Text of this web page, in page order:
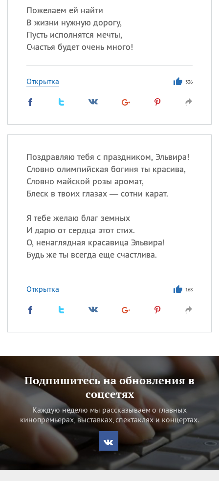
Пожелаем ей найти
В жизни нужную дорогу,
Пусть исполнятся мечты,
Счастья будет очень много!
Открытка 336
Поздравляю тебя с праздником, Эльвира!
Словно олимпийская богиня ты красива,
Словно майской розы аромат,
Блеск в твоих глазах — сотни карат.
Я тебе желаю благ земных
И дарю от сердца этот стих.
О, ненаглядная красавица Эльвира!
Будь же ты всегда еще счастлива.
Открытка 168
Подпишитесь на обновления в
соцсетях
Каждую неделю мы рассказываем о главных
кинопремьерах, выставках, спектаклях и концертах.